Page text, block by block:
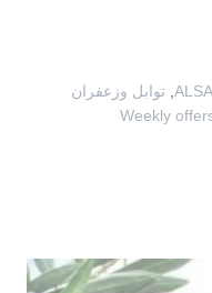
, توابل وزعفران